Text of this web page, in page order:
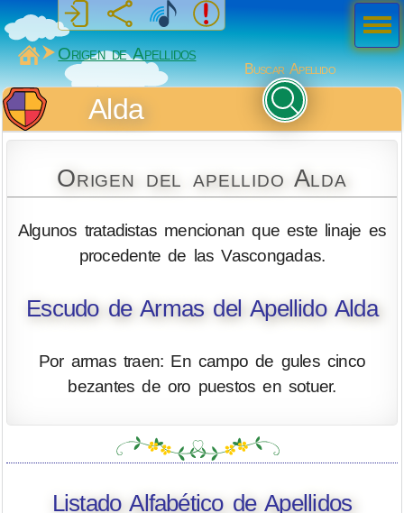
MiSabueso
Origen de Apellidos
Buscar Apellido
Alda
Origen del apellido Alda
Algunos tratadistas mencionan que este linaje es
procedente de las Vascongadas.
Escudo de Armas del Apellido Alda
Por armas traen: En campo de gules cinco
bezantes de oro puestos en sotuer.
Listado Alfabético de Apellidos
Men
ú